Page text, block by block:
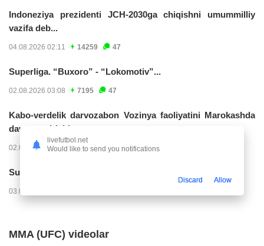
Indoneziya prezidenti JCH-2030ga chiqishni umummilliy
vazifa deb...
04.08.2026 02:11 14259 47
Superliga. “Buxoro” - “Lokomotiv”...
02.08.2026 03:08 7195 47
Kabo-verdelik darvozabon Vozinya faoliyatini Marokashda
davom ettirishi...
02.08.2026 01:08 3942 47
Superliga. "Dinamo" – "Neftchi" (matnli...
03.08.2026 20:32
MMA (UFC) videolar
livefutbol.net
Would like to send you notifications
Discard Allow